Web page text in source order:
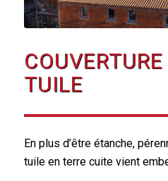
TUILE
En plus d’être étanche,
tuile en terre cuite vient